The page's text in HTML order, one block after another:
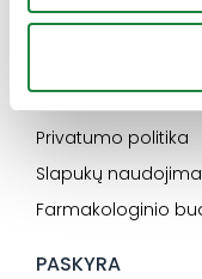
SVARBU
Elektroninės
Privatumo politika
Slapukų
Farmakologinio
PASKYRA